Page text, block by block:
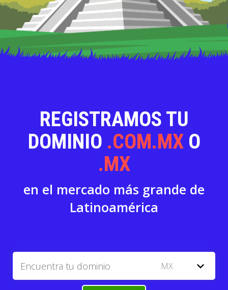
REGISTRAMOS TU
DOMINIO .COM.MXO
.MX
en el mercado más grande de
Latinoamérica
.MX expand_more